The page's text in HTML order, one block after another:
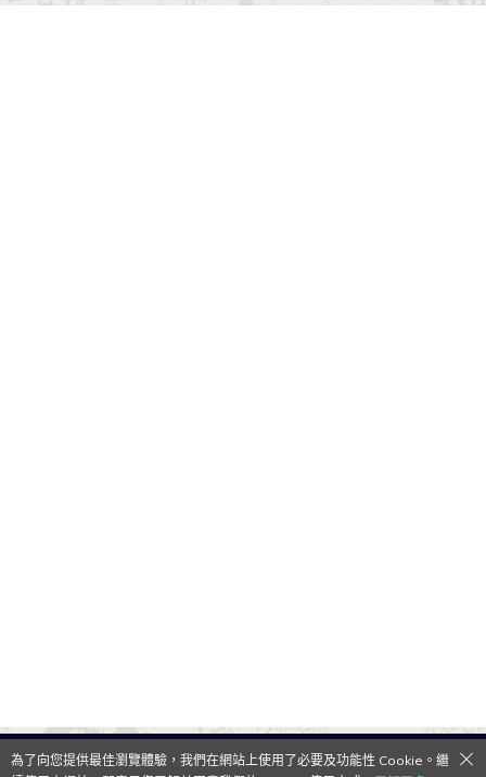
QooApp Limited © 2026
為了向您提供最佳瀏覽體驗，我們在網站上使用了必要及功能性 Cookie。繼